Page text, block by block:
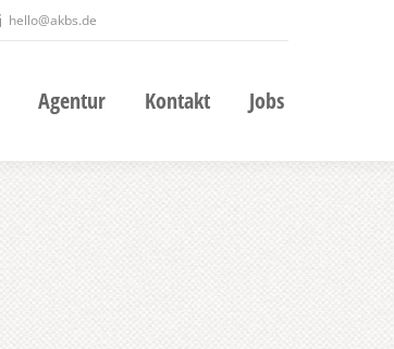
hello@akbs.de
Agentur Kontakt Jobs
Agentur Kontakt Jobs